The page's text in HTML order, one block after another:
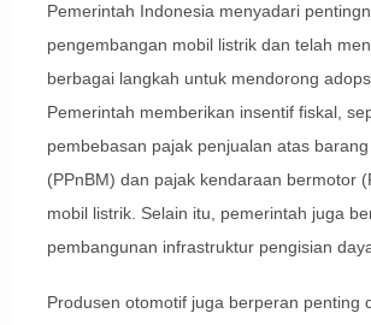
Pemerintah Indonesia menyadari
pengembangan mobil listrik dan telah
berbagai langkah untuk mendorong
Pemerintah memberikan insentif fiskal,
pembebasan pajak penjualan atas
(PPnBM) dan pajak kendaraan bermotor
mobil listrik. Selain itu, pemerintah juga
pembangunan infrastruktur pengisian
Produsen otomotif juga berperan penting